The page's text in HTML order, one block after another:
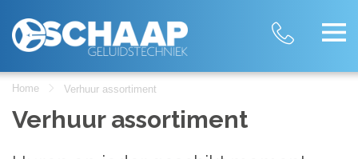
Home Verhuur assortiment
Verhuur assortiment